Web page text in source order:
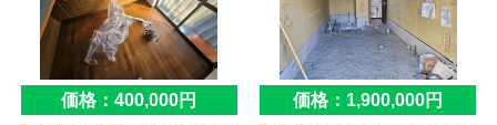
価格：400,000円 価格：1,900,000円